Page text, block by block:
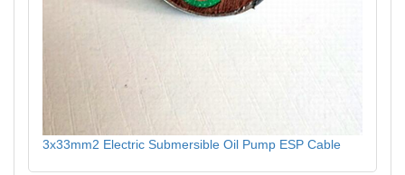
3x33mm2 Electric Submersible Oil Pump ESP Cable